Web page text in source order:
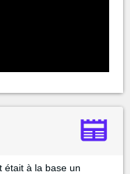
était à la base un